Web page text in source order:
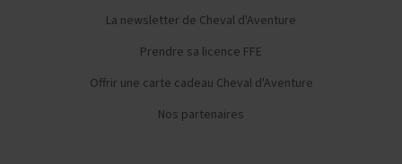
La newsletter de Cheval d'Aventure
Prendre sa licence FFE
Offrir une carte cadeau Cheval d'Aventure
Nos partenaires